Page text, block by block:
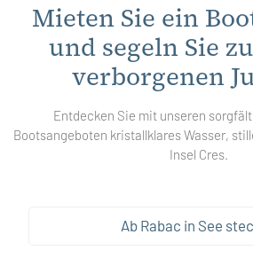
Mieten Sie ein
und segeln Sie
verborgenen
Entdecken Sie mit unseren
Bootsangeboten kristallklares Wasser,
Insel Cres.
Ab Rabac in See